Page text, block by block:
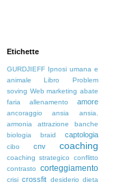
Etichette
GURDJIEFF Ipnosi umana e
animale
Libro
Problem
soving Web marketing abate
faria
allenamento amore
ancoraggio ansia
ansia.
armonia
attrazione
banche
biologia
braid captologia
cibo cnv coaching
coaching strategico
conflitto
contrasto
corteggiamento
crisi crossfit desiderio dieta